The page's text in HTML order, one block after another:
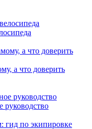
а что доверить
руководство